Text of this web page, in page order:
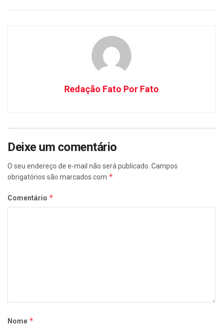
Redação Fato Por Fato
Deixe um comentário
O seu endereço de e-mail não será publicado. Campos
obrigatórios são marcados com *
Comentário *
Nome *